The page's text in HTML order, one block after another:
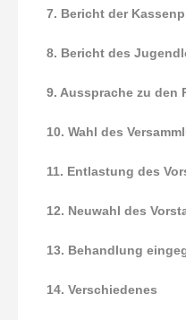
7. Bericht der
8. Bericht des
9. Aussprache zu den
10. Wahl des
11. Entlastung des
12. Neuwahl des
13. Behandlung
14. Verschiedenes